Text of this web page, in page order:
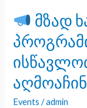
მზად
Events /admin
მზად
ხართ
Erasmus+
პროგრამის
მეშვეობით